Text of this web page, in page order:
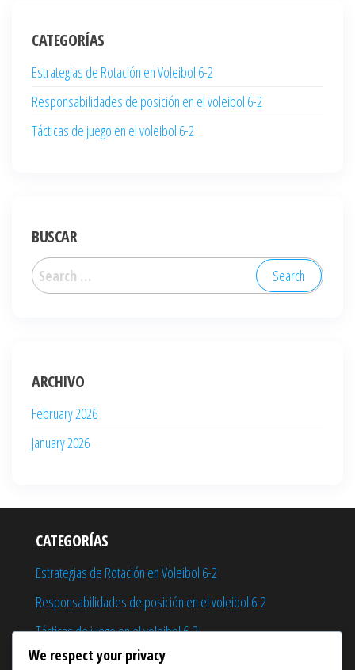
CATEGORÍAS
Estrategias de Rotación en Voleibol 6-2
Responsabilidades de posición en el voleibol 6-2
Tácticas de juego en el voleibol 6-2
BUSCAR
Search
for:
ARCHIVO
February 2026
January 2026
CATEGORÍAS
Estrategias de Rotación en Voleibol 6-2
Responsabilidades de posición en el voleibol 6-2
Tácticas de juego en el voleibol 6-2
We respect your privacy